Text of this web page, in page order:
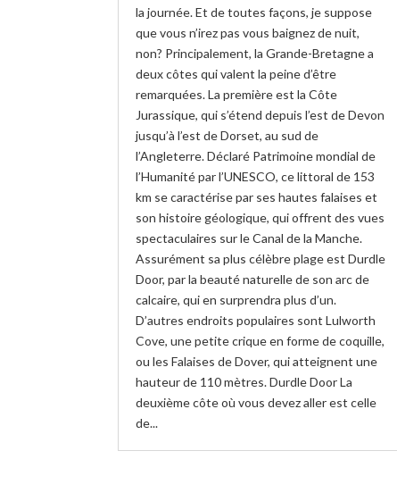
la journée. Et de toutes façons, je suppose
que vous n’irez pas vous baignez de nuit,
non? Principalement, la Grande-Bretagne a
deux côtes qui valent la peine d’être
remarquées. La première est la Côte
Jurassique, qui s’étend depuis l’est de Devon
jusqu’à l’est de Dorset, au sud de
l’Angleterre. Déclaré Patrimoine mondial de
l’Humanité par l’UNESCO, ce littoral de 153
km se caractérise par ses hautes falaises et
son histoire géologique, qui offrent des vues
spectaculaires sur le Canal de la Manche.
Assurément sa plus célèbre plage est Durdle
Door, par la beauté naturelle de son arc de
calcaire, qui en surprendra plus d’un.
D’autres endroits populaires sont Lulworth
Cove, une petite crique en forme de coquille,
ou les Falaises de Dover, qui atteignent une
hauteur de 110 mètres. Durdle Door La
deuxième côte où vous devez aller est celle
de...